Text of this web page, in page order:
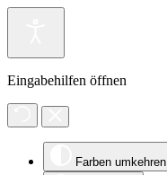
Eingabehilfen öffnen
Farben umkehren